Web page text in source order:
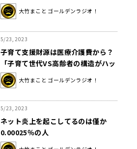
ュには少年ラジオ時代からのレギュ
ラー流れ星☆が登場！！
大竹まこと ゴールデンラジオ！
5/23, 2023
子育て支援財源は医療介護費から？
「子育て世代VS高齢者の構造がハッ
キリしちゃう」大竹まことが憂う
大竹まこと ゴールデンラジオ！
5/23, 2023
ネット炎上を起こしてるのは僅か
0.00025％の人